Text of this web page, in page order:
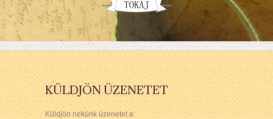
KÜLDJÖN ÜZENETET
Küldjön nekünk üzenetet a